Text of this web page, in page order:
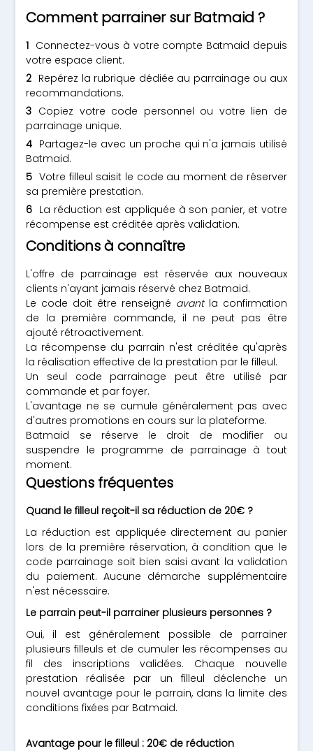
Comment parrainer sur Batmaid ?
Connectez-vous à votre compte Batmaid depuis
votre espace client.
Repérez la rubrique dédiée au parrainage ou aux
recommandations.
Copiez votre code personnel ou votre lien de
parrainage unique.
Partagez-le avec un proche qui n'a jamais utilisé
Batmaid.
Votre filleul saisit le code au moment de réserver
sa première prestation.
La réduction est appliquée à son panier, et votre
récompense est créditée après validation.
Conditions à connaître
L'offre de parrainage est réservée aux nouveaux
clients n'ayant jamais réservé chez Batmaid.
Le code doit être renseigné avantla confirmation
de la première commande, il ne peut pas être
ajouté rétroactivement.
La récompense du parrain n'est créditée qu'après
la réalisation effective de la prestation par le filleul.
Un seul code parrainage peut être utilisé par
commande et par foyer.
L'avantage ne se cumule généralement pas avec
d'autres promotions en cours sur la plateforme.
Batmaid se réserve le droit de modifier ou
suspendre le programme de parrainage à tout
moment.
Questions fréquentes
Quand le filleul reçoit-il sa réduction de 20€ ?
La réduction est appliquée directement au panier
lors de la première réservation, à condition que le
code parrainage soit bien saisi avant la validation
du paiement. Aucune démarche supplémentaire
n'est nécessaire.
Le parrain peut-il parrainer plusieurs personnes ?
Oui, il est généralement possible de parrainer
plusieurs filleuls et de cumuler les récompenses au
fil des inscriptions validées. Chaque nouvelle
prestation réalisée par un filleul déclenche un
nouvel avantage pour le parrain, dans la limite des
conditions fixées par Batmaid.
Avantage pour le filleul : 20€ de réduction